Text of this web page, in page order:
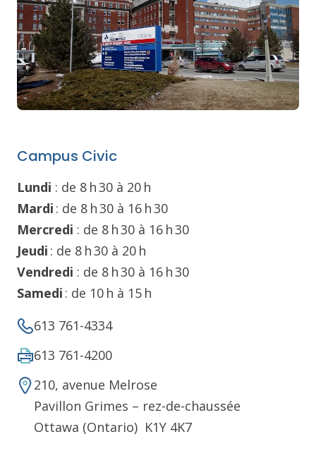
Campus Civic
Lundi : de 8 h 30 à 20 h
Mardi : de 8 h 30 à 16 h 30
Mercredi : de 8 h 30 à 16 h 30
Jeudi : de 8 h 30 à 20 h
Vendredi : de 8 h 30 à 16 h 30
Samedi : de 10 h à 15 h
613 761-4334
613 761-4200
210, avenue Melrose
Pavillon Grimes – rez-de-chaussée
Ottawa (Ontario) K1Y 4K7